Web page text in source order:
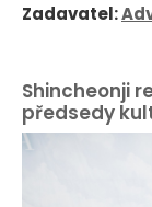
Zadavatel:
Shincheonji
předsedy